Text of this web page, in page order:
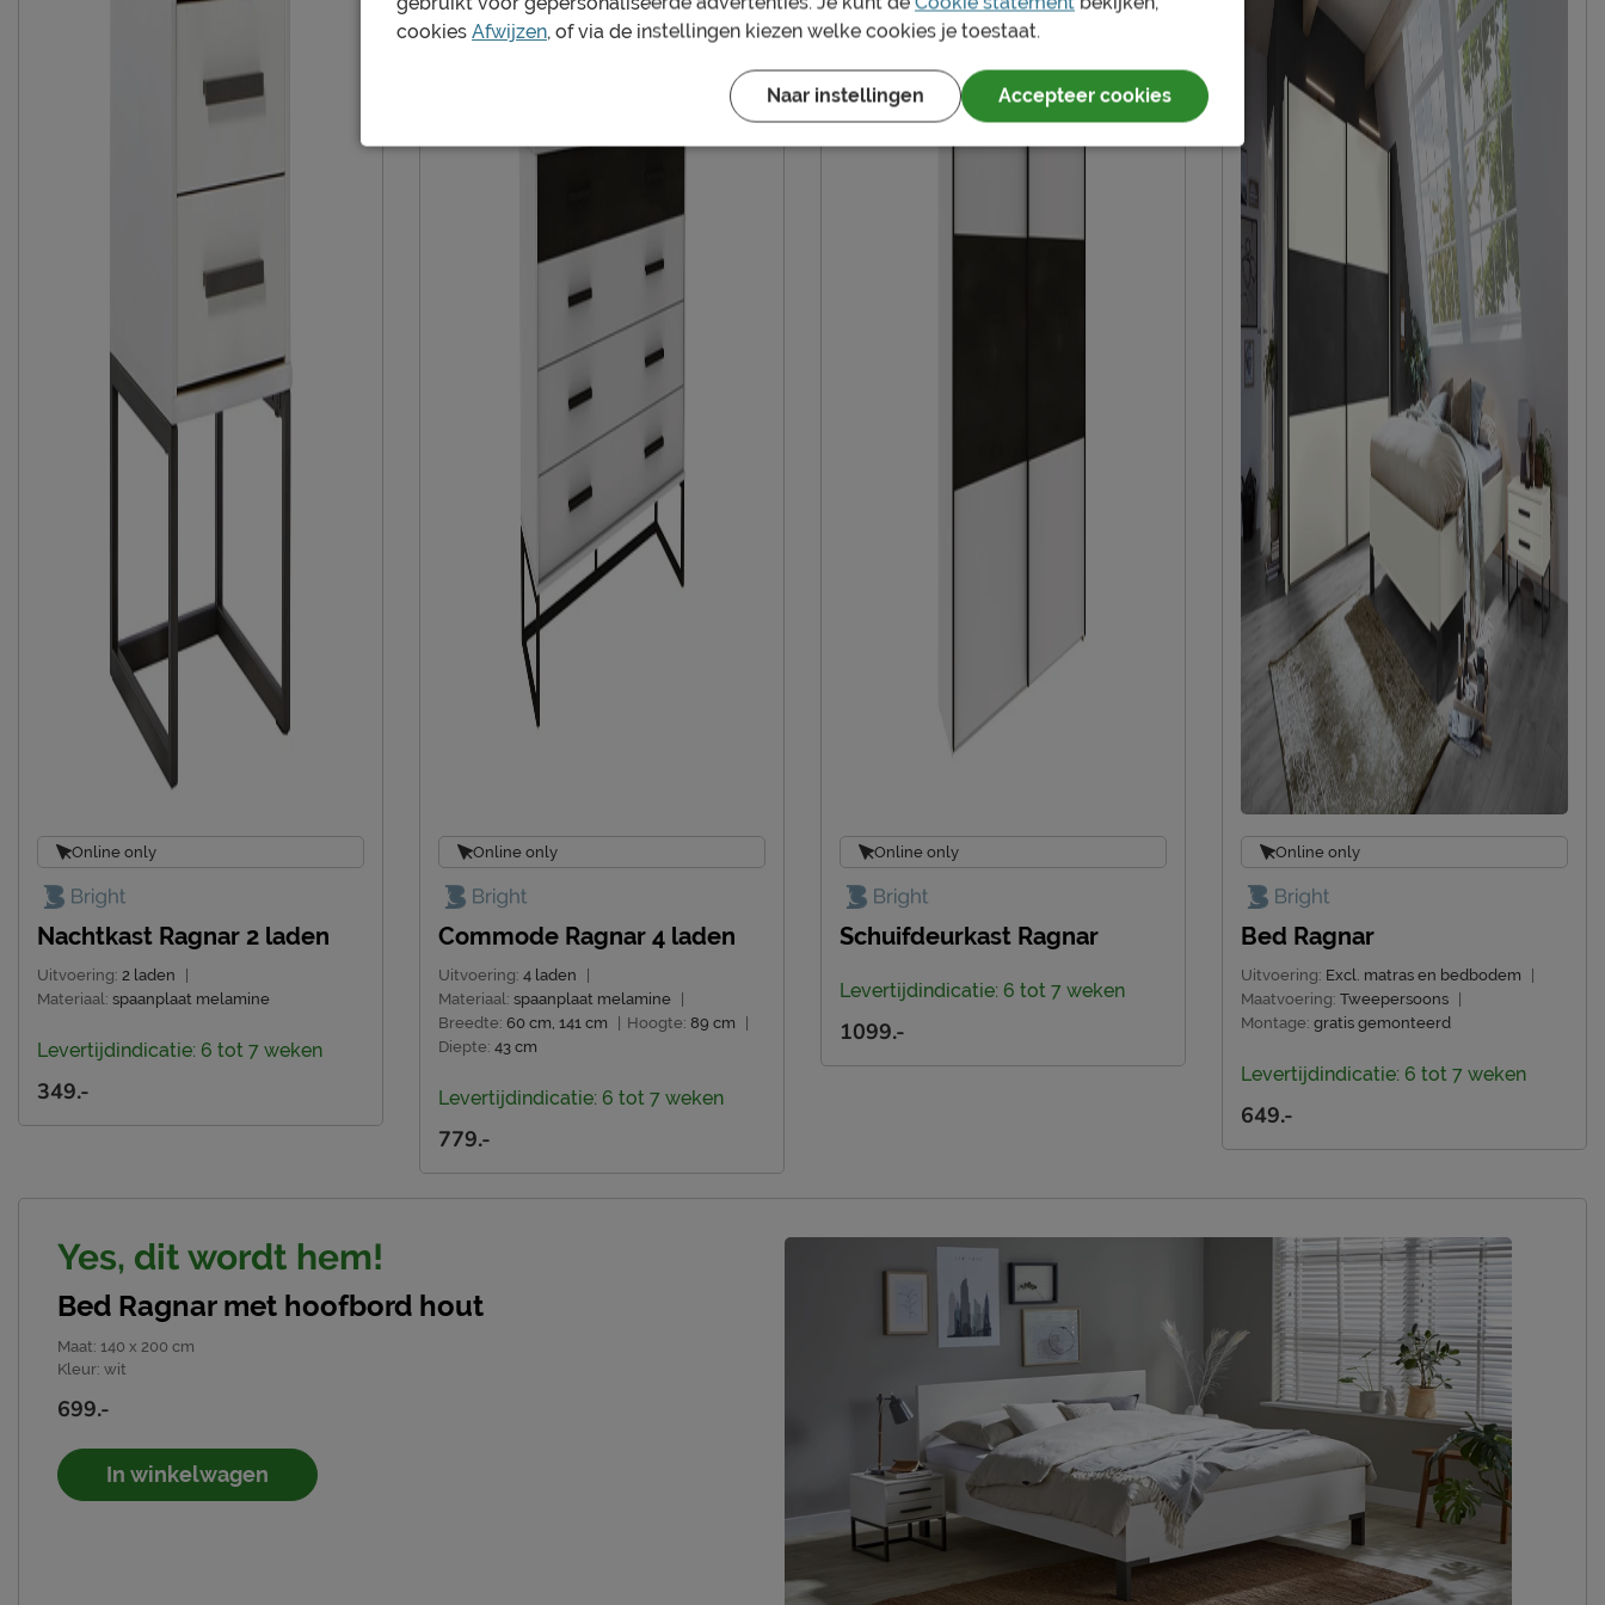
Je nieuwe bed wil je natuurlijk zo lang mogelijk mooi én schoon houden. Alle
schoonmaakinstructies, evenals de garantie op het bed, kun je terug vinden bij het
Kleur poten
antraciet
Goed om te weten
Onderhoud Afnemen met een vochtige doek
3 jaar garantie volgens Beter Bed
voorwaarden
gratis gemonteerd
Beter Bed B.V.
Postbus 716, 5400 AS, Uden, Nederland
info@beterbed.nl
Online only
Nachtkast Ragnar 2 laden
Uitvoering: 2 laden
Materiaal: spaanplaat melamine
Levertijdindicatie: 6 tot 7 weken
349.-
Online only
Commode Ragnar 4 laden
Uitvoering: 4 laden
Materiaal: spaanplaat melamine
Breedte: 60 cm, 141 cm Hoogte: 89 cm
Diepte: 43 cm
Levertijdindicatie: 6 tot 7 weken
779.-
Online only
Schuifdeurkast Ragnar
Levertijdindicatie: 6 tot 7 weken
1099.-
Online only
Bed Ragnar
Uitvoering: Excl. matras en bedbodem
Maatvoering: Tweepersoons
Montage: gratis gemonteerd
Levertijdindicatie: 6 tot 7 weken
649.-
Yes, dit wordt hem!
Bed Ragnar met hoofbord hout
Maat: 140 x 200 cm
Kleur: wit
699.-
In winkelwagen
cookies Afwijzen, of via de instellingen kiezen welke cookies je toestaat.
Naar instellingen Accepteer cookies